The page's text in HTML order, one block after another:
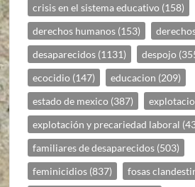
crisis en el sistema educativo (158)
derechos humanos (153)
desaparecidos (1131) despojo
ecocidio (147) educacion (209)
estado de mexico (387)
explotación y precariedad laboral
familiares de desaparecidos (503)
feminicidios (837) fosas